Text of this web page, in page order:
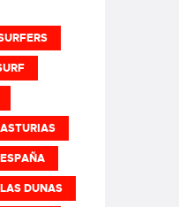
DUNAS